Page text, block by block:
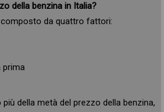
della benzina in Italia?
da quattro fattori:
prima
della metà del prezzo della benzina,